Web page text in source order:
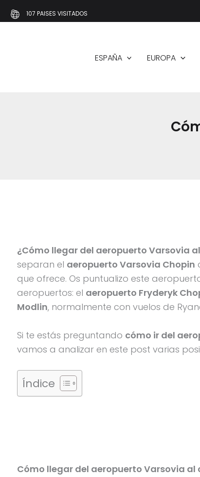
al
107 PAISES VISITADOS
ESPAÑA EUROPA
¿Cómo llegar del aeropuerto Varsovia
separan el aeropuerto Varsovia Chopin
que ofrece. Os puntualizo este
aeropuertos: el aeropuerto Fryderyk
Modlin, normalmente con vuelos de
Si te estás preguntando cómo ir del
vamos a analizar en este post varias
Índice
Cómo llegar del aeropuerto Varsovia al